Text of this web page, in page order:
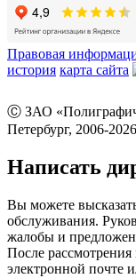
Правовая
история карта сайта
Ⓒ ЗАО
Петербург, 2006-2026
Написать
Вы можете
обслуживания.
жалобы и
После
электронной почте